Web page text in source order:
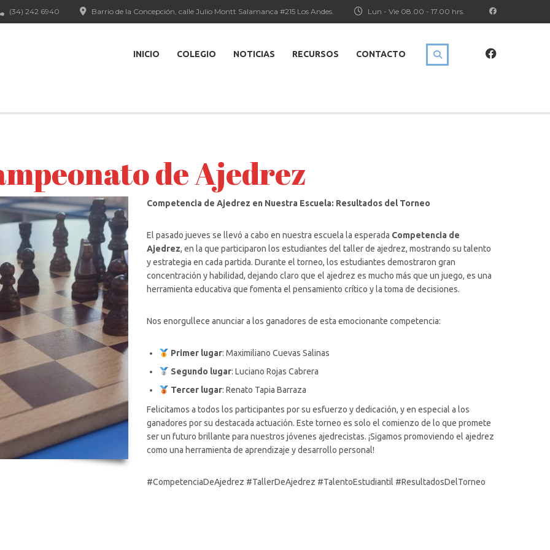
Lun - Vie 08.00 - 17.00 hrs.
Barrio de la Concepción, calle Julio Montt Salamanca #215 Los Andes.
(34) 242 6940
INICIO COLEGIO NOTICIAS RECURSOS CONTACTO
de Ajedrez
Competencia de Ajedrez en Nuestra Escuela: Resultados del Torneo
El pasado jueves se llevó a cabo en nuestra escuela la esperada Competencia de
Ajedrez, en la que participaron los estudiantes del taller de ajedrez, mostrando su talento
y estrategia en cada partida. Durante el torneo, los estudiantes demostraron gran
concentración y habilidad, dejando claro que el ajedrez es mucho más que un juego, es una
herramienta educativa que fomenta el pensamiento crítico y la toma de decisiones.
Nos enorgullece anunciar a los ganadores de esta emocionante competencia:
Primer lugar: Maximiliano Cuevas Salinas
Segundo lugar: Luciano Rojas Cabrera
Tercer lugar: Renato Tapia Barraza
Felicitamos a todos los participantes por su esfuerzo y dedicación, y en especial a los
ganadores por su destacada actuación. Este torneo es solo el comienzo de lo que promete
ser un futuro brillante para nuestros jóvenes ajedrecistas. ¡Sigamos promoviendo el ajedrez
como una herramienta de aprendizaje y desarrollo personal!
#CompetenciaDeAjedrez #TallerDeAjedrez #TalentoEstudiantil #ResultadosDelTorneo